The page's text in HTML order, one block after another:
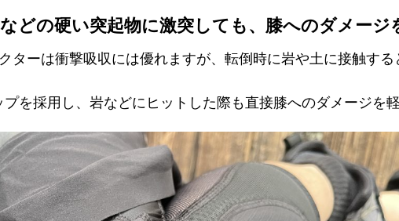
どの硬い突起物に激突しても、膝へのダメージ
ターは衝撃吸収には優れますが、転倒時に岩や土に接触す
を採用し、岩などにヒットした際も直接膝へのダメージを軽